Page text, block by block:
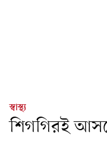
স্বাস্থ্য
শিগগিরই